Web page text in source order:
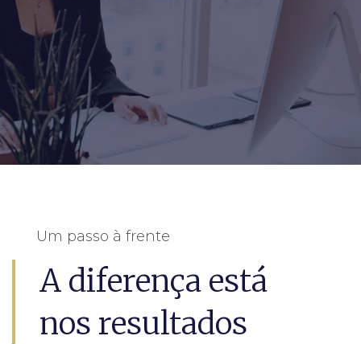
Um passo à frente
A diferença está
nos resultados